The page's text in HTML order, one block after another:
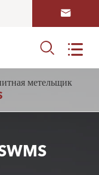

 
метельщик